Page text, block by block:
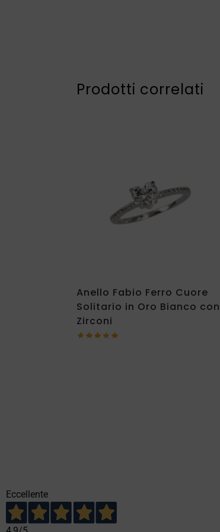
Prodotti correlati
Anello Fabio Ferro Cuore
Solitario in Oro Bianco con
Zirconi
Eccellente